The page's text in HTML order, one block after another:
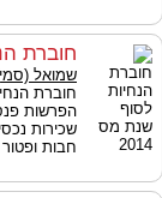
חוברת
שמואל
הפרשות
שכירות
חבות ופטור